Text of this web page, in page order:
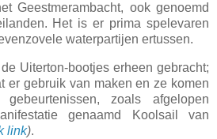
Geestmerambacht, ook genoemd
Het is er prima spelevaren
waterpartijen ertussen.
Uiterton-bootjes erheen gebracht;
er gebruik van maken en ze komen
zoals afgelopen
genaamd Koolsail van
link).